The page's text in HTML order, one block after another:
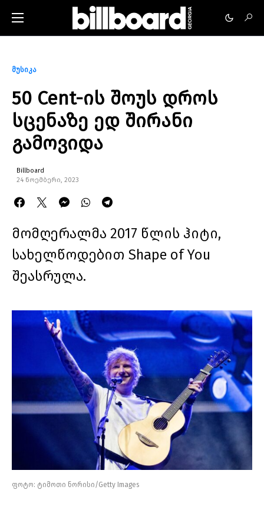
მუსიკა
50 Cent-ის შოუს დროს
სცენაზე ედ შირანი
გამოვიდა
Billboard
24 ნოემბერი, 2023
მომღერალმა 2017 წლის ჰიტი,
სახელწოდებით Shape of You
შეასრულა.
ფოტო: ტიმოთი ნორისი/Getty Images